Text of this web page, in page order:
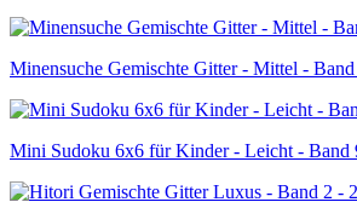
Minensuche Gemischte Gitter - Mittel -
Mini Sudoku 6x6 für Kinder - Leicht - Band